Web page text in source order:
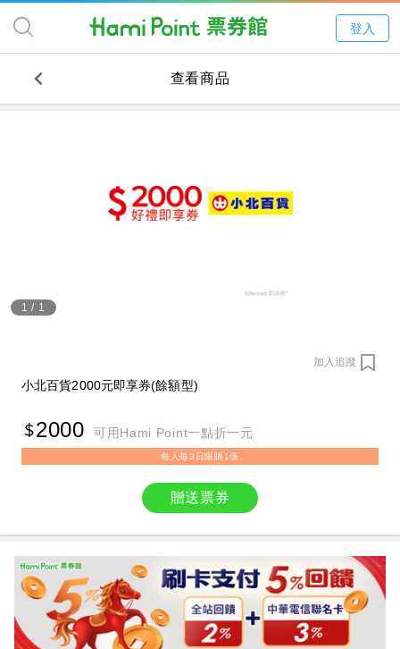
登入
查看商品
1 / 1
加入追蹤
小北百貨2000元即享券(餘額型)
2000 可用Hami Point一點折一元
每人每3日限購1張
贈送票券